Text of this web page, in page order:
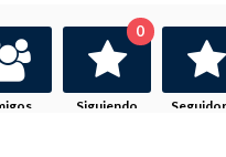
Siguiendo
0